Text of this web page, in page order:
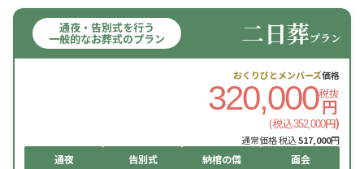
通夜・告別式を行う
一般的なお葬式のプラン 二日葬プラン
おくりびとメンバーズ価格
320,000税抜
円
(税込352,000円)
通常価格 税込517,000円
通夜 告別式 納棺の儀 面会